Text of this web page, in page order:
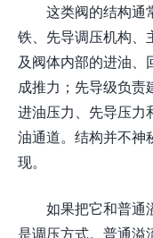
这类阀的结构通
铁、先导调压机构、
及阀体内部的进油、
成推力；先导级负责
进油压力、先导压力
油通道。结构并不神
现。
如果把它和普通
是调压方式。普通溢